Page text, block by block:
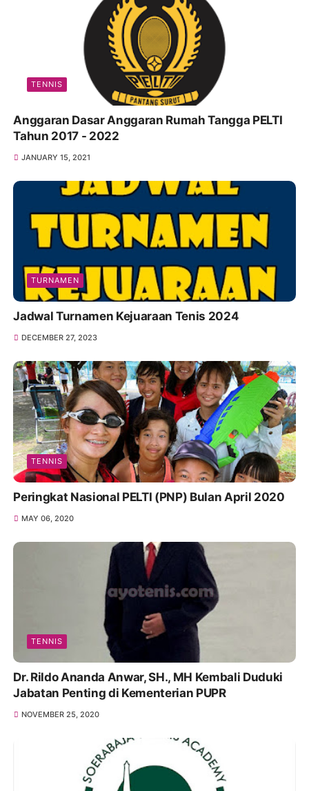
TENNIS
Anggaran Dasar Anggaran Rumah Tangga PELTI
Tahun 2017 - 2022
JANUARY 15, 2021
TURNAMEN
Jadwal Turnamen Kejuaraan Tenis 2024
DECEMBER 27, 2023
TENNIS
Peringkat Nasional PELTI (PNP) Bulan April 2020
MAY 06, 2020
TENNIS
Dr. Rildo Ananda Anwar, SH., MH Kembali Duduki
Jabatan Penting di Kementerian PUPR
NOVEMBER 25, 2020